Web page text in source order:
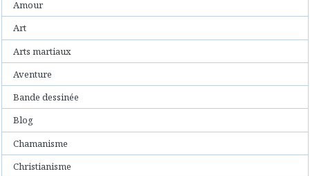
Amour
Art
Arts martiaux
Aventure
Bande dessinée
Blog
Chamanisme
Christianisme